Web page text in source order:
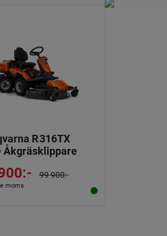
R 316TX
Åkgräsklippare
99 900:-
moms